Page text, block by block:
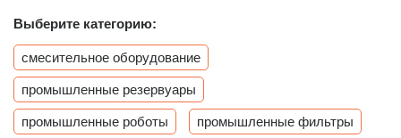
Выберите категорию:
смесительное оборудование
промышленные резервуары
промышленные роботы промышленные фильтры